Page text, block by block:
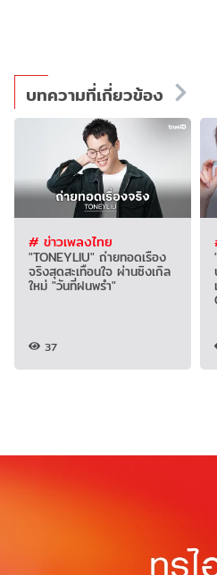
บทความที่เกี่ยวข้อง
# ข่าวเพลงไทย
"TONEYLIU" ถ่ายทอดเรื่อง
จริงสุดสะเทือนใจ ผ่านซิงเกิล
ใหม่ "วันที่ฝนพรำ"
37